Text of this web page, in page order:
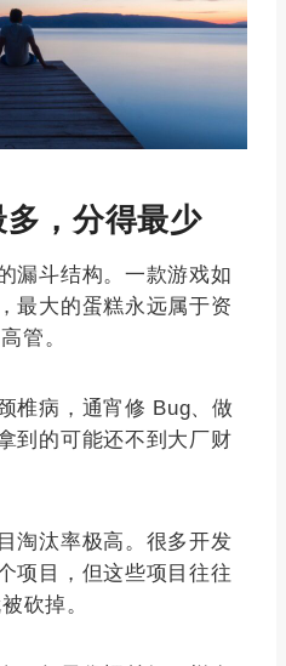
，分得最少
漏斗结构。一款游戏如
最大的蛋糕永远属于资
管。
椎病，通宵修 Bug、做
到的可能还不到大厂财
淘汰率极高。很多开发
项目，但这些项目往往
砍掉。